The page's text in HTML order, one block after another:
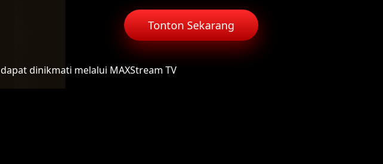
Tonton Sekarang
dapat dinikmati melalui MAXStream TV